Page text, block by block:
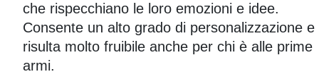
che rispecchiano le loro emozioni e idee.
Consente un alto grado di personalizzazione e
risulta molto fruibile anche per chi è alle prime
armi.